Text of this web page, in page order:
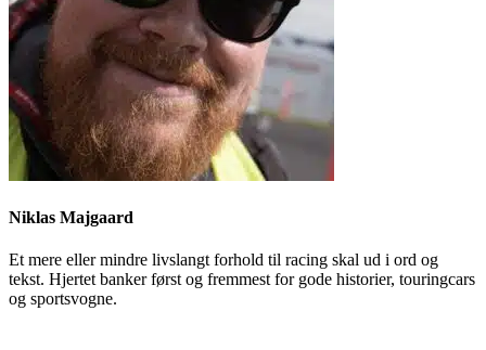
Niklas Majgaard
Et mere eller mindre livslangt forhold til racing skal ud i ord og
tekst. Hjertet banker først og fremmest for gode historier, touringcars
og sportsvogne.